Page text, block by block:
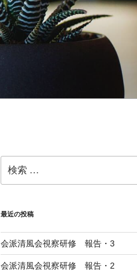
索:
最近の投稿
会派清風会視察研修 報告・3
会派清風会視察研修 報告・2